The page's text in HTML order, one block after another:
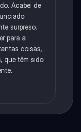
Acabei de
surpreso.
para a
coisas,
que têm sido